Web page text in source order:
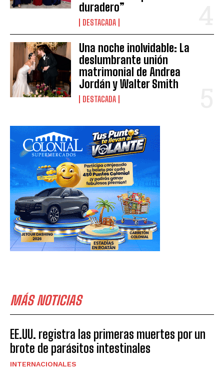
duradero”
DESTACADA
Una noche inolvidable: La
deslumbrante unión
matrimonial de Andrea
Jordán y Walter Smith
DESTACADA
MÁS NOTICIAS
EE.UU. registra las primeras muertes por un
brote de parásitos intestinales
INTERNACIONALES